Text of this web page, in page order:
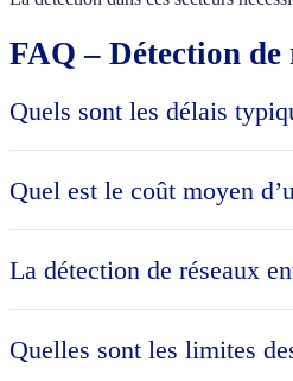
FAQ – Détection
Quels sont les délais
les délais peuvent s’étendre à 2-3
Quel est le coût moyen
sur les zones d’activités ou les
La détection de réseaux
cm) dans une zone où des travaux
Quelles sont les limites